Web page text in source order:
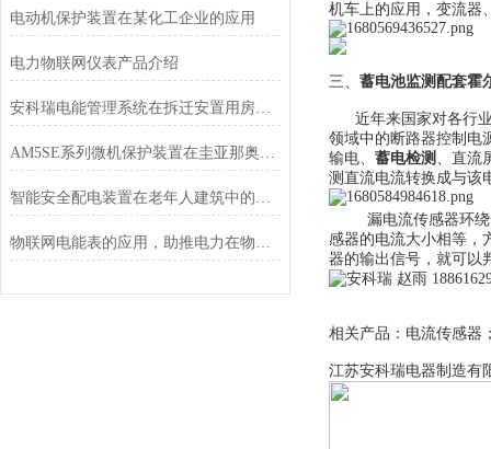
电动机保护装置在某化工企业的应用
电力物联网仪表产品介绍
安科瑞电能管理系统在拆迁安置用房项目的设计与应用
AM5SE系列微机保护装置在圭亚那奥罗拉金矿配电工程中的应用
智能安全配电装置在老年人建筑中的应用
物联网电能表的应用，助推电力在物联网上的建设
机车上的应用，变流器
三、 蓄电池监测配套霍
近年来国家对各行
领域中的断路器控制电
输电、 蓄电检测 、直流
测直流电流转换成与该
漏电流传感器环
感器的电流大小相等，
器的输出信号，就可以
相关产品：电流传感器
江苏安科瑞电器制造有